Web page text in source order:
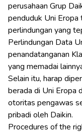
perusahaan Grup
penduduk Uni
perlindungan yang
Perlindungan Data
penandatanganan
yang memadai
Selain itu, harap
berada di Uni Eropa
otoritas pengawas
pribadi oleh Daikin.
Procedures of the